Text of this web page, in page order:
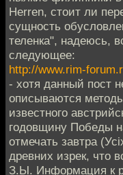
Herren, стоит ли
сущность
теленка", надеюсь,
следующее:
http://www.rim-
- хотя данный пост
описываются
известного
годовщину Победы
отмечать завтра
древних изрек, что
З.Ы. Информация к